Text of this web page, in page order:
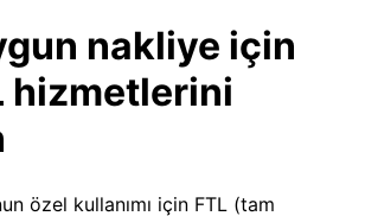
nakliye için
hizmetlerini
özel kullanımı için FTL (tam